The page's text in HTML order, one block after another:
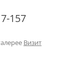
157
Визит